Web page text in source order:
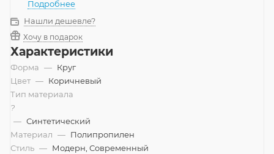
Подробнее
Нашли дешевле?
Хочу в подарок
Характеристики
Форма — Круг
Цвет — Коричневый
Тип материала
?
— Синтетический
Материал — Полипропилен
Стиль — Модерн, Современный